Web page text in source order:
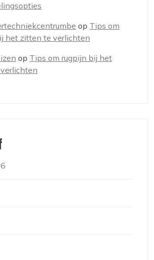
op Tips om
het zitten te verlichten
op Tips om rugpijn bij het